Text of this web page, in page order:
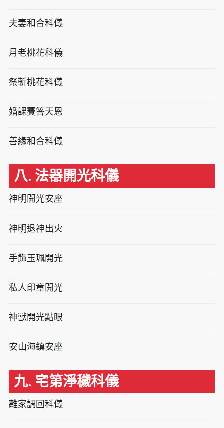
夫妻和合科儀
月老桃花科儀
祭斬桃花科儀
婚課賽答天恩
善緣和合科儀
八. 法器開光科儀
神明開光安座
神明退神出火
手飾玉珮開光
私人印章開光
神獸開光點眼
安山海鎮安座
九. 宅第淨穢科儀
離家調回科儀